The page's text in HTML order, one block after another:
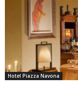
Hotel Piazza Navona